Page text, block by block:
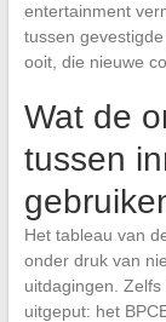
entertainment
tussen
ooit, die nieuwe
Wat de
tussen
Het tableau van
onder druk van
uitdagingen.
uitgeput: het